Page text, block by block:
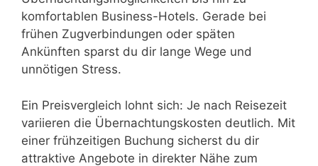
komfortablen Business-Hotels. Gerade bei
frühen Zugverbindungen oder späten
Ankünften sparst du dir lange Wege und
unnötigen Stress.
Ein Preisvergleich lohnt sich: Je nach Reisezeit
variieren die Übernachtungskosten deutlich. Mit
einer frühzeitigen Buchung sicherst du dir
attraktive Angebote in direkter Nähe zum